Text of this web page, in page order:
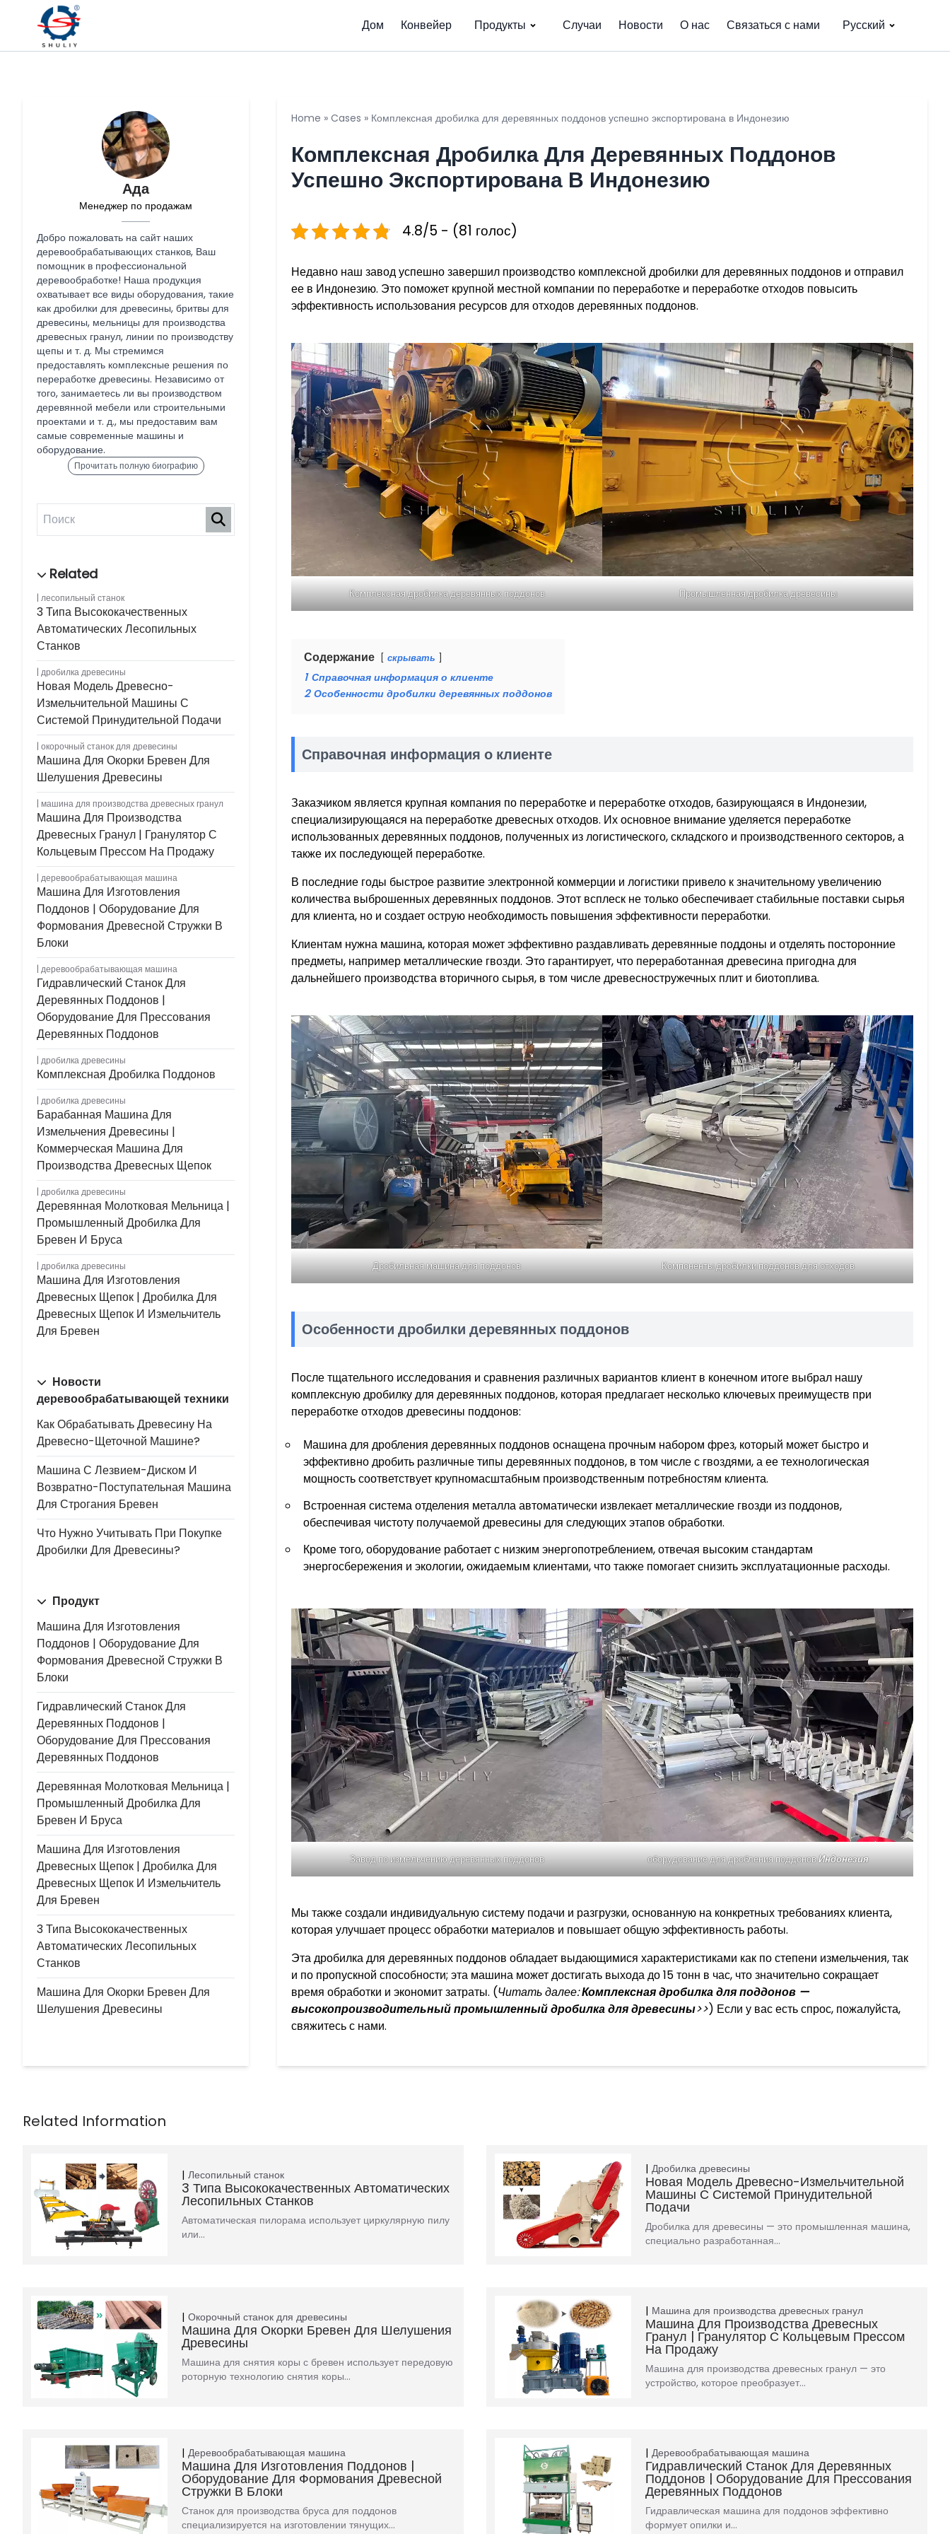
Дом Конвейер Продукты Случаи Новости О нас Связаться с нами Русский
Ада
Менеджер по продажам
Добро пожаловать на сайт наших
деревообрабатывающих станков, Ваш
помощник в профессиональной
деревообработке! Наша продукция
охватывает все виды оборудования, такие
как дробилки для древесины, бритвы для
древесины, мельницы для производства
древесных гранул, линии по производству
щепы и т. д. Мы стремимся
предоставлять комплексные решения по
переработке древесины. Независимо от
того, занимаетесь ли вы производством
деревянной мебели или строительными
проектами и т. д., мы предоставим вам
самые современные машины и
оборудование.
Прочитать полную биографию
лесопильный станок
3 Типа Высококачественных
Автоматических Лесопильных
Станков
дробилка древесины
Новая Модель Древесно-
Измельчительной Машины С
Системой Принудительной Подачи
окорочный станок для древесины
Машина Для Окорки Бревен Для
Шелушения Древесины
машина для производства древесных гранул
Машина Для Производства
Древесных Гранул | Гранулятор С
Кольцевым Прессом На Продажу
деревообрабатывающая машина
Машина Для Изготовления
Поддонов | Оборудование Для
Формования Древесной Стружки В
Блоки
деревообрабатывающая машина
Гидравлический Станок Для
Деревянных Поддонов |
Оборудование Для Прессования
Деревянных Поддонов
дробилка древесины
Комплексная Дробилка Поддонов
дробилка древесины
Барабанная Машина Для
Измельчения Древесины |
Коммерческая Машина Для
Производства Древесных Щепок
дробилка древесины
Деревянная Молотковая Мельница |
Промышленный Дробилка Для
Бревен И Бруса
дробилка древесины
Машина Для Изготовления
Древесных Щепок | Дробилка Для
Древесных Щепок И Измельчитель
Для Бревен
Новости
деревообрабатывающей техники
Как Обрабатывать Древесину На
Древесно-Щеточной Машине?
Машина С Лезвием-Диском И
Возвратно-Поступательная Машина
Для Строгания Бревен
Что Нужно Учитывать При Покупке
Дробилки Для Древесины?
Продукт
Машина Для Изготовления
Поддонов | Оборудование Для
Формования Древесной Стружки В
Блоки
Гидравлический Станок Для
Деревянных Поддонов |
Оборудование Для Прессования
Деревянных Поддонов
Деревянная Молотковая Мельница |
Промышленный Дробилка Для
Бревен И Бруса
Машина Для Изготовления
Древесных Щепок | Дробилка Для
Древесных Щепок И Измельчитель
Для Бревен
3 Типа Высококачественных
Автоматических Лесопильных
Станков
Машина Для Окорки Бревен Для
Шелушения Древесины
Home » Cases » Комплексная дробилка для деревянных поддонов успешно экспортирована в Индонезию
Комплексная Дробилка Для Деревянных Поддонов
Успешно Экспортирована В Индонезию
4.8/5 - (81 голос)
Недавно наш завод успешно завершил производство комплексной дробилки для деревянных поддонов и отправил
ее в Индонезию. Это поможет крупной местной компании по переработке и переработке отходов повысить
эффективность использования ресурсов для отходов деревянных поддонов.
Комплексная дробилка деревянных поддонов Промышленная дробилка древесины
Содержание скрывать
1 Справочная информация о клиенте
2 Особенности дробилки деревянных поддонов
Справочная информация о клиенте
Заказчиком является крупная компания по переработке и переработке отходов, базирующаяся в Индонезии,
специализирующаяся на переработке древесных отходов. Их основное внимание уделяется переработке
использованных деревянных поддонов, полученных из логистического, складского и производственного секторов, а
также их последующей переработке.
В последние годы быстрое развитие электронной коммерции и логистики привело к значительному увеличению
количества выброшенных деревянных поддонов. Этот всплеск не только обеспечивает стабильные поставки сырья
для клиента, но и создает острую необходимость повышения эффективности переработки.
Клиентам нужна машина, которая может эффективно раздавливать деревянные поддоны и отделять посторонние
предметы, например металлические гвозди. Это гарантирует, что переработанная древесина пригодна для
дальнейшего производства вторичного сырья, в том числе древесностружечных плит и биотоплива.
Дробильная машина для поддонов Компоненты дробилки поддонов для отходов
Особенности дробилки деревянных поддонов
После тщательного исследования и сравнения различных вариантов клиент в конечном итоге выбрал нашу
комплексную дробилку для деревянных поддонов, которая предлагает несколько ключевых преимуществ при
переработке отходов древесины поддонов:
Машина для дробления деревянных поддонов оснащена прочным набором фрез, который может быстро и
эффективно дробить различные типы деревянных поддонов, в том числе с гвоздями, а ее технологическая
мощность соответствует крупномасштабным производственным потребностям клиента.
Встроенная система отделения металла автоматически извлекает металлические гвозди из поддонов,
обеспечивая чистоту получаемой древесины для следующих этапов обработки.
Кроме того, оборудование работает с низким энергопотреблением, отвечая высоким стандартам
энергосбережения и экологии, ожидаемым клиентами, что также помогает снизить эксплуатационные расходы.
Завод по измельчению деревянных поддонов оборудование для дробления поддоновИндонезия
Мы также создали индивидуальную систему подачи и разгрузки, основанную на конкретных требованиях клиента,
которая улучшает процесс обработки материалов и повышает общую эффективность работы.
Эта дробилка для деревянных поддонов обладает выдающимися характеристиками как по степени измельчения, так
и по пропускной способности; эта машина может достигать выхода до 15 тонн в час, что значительно сокращает
время обработки и экономит затраты. (Читать далее:Комплексная дробилка для поддонов —
высокопроизводительный промышленный дробилка для древесины>>) Если у вас есть спрос, пожалуйста,
свяжитесь с нами.
Лесопильный станок
3 Типа Высококачественных Автоматических
Лесопильных Станков
Автоматическая пилорама использует циркулярную пилу
или…
Дробилка древесины
Новая Модель Древесно-Измельчительной
Машины С Системой Принудительной
Подачи
Дробилка для древесины — это промышленная машина,
специально разработанная…
Окорочный станок для древесины
Машина Для Окорки Бревен Для Шелушения
Древесины
Машина для снятия коры с бревен использует передовую
роторную технологию снятия коры…
Машина для производства древесных гранул
Машина Для Производства Древесных
Гранул | Гранулятор С Кольцевым Прессом
На Продажу
Машина для производства древесных гранул — это
устройство, которое преобразует…
Деревообрабатывающая машина
Машина Для Изготовления Поддонов |
Оборудование Для Формования Древесной
Стружки В Блоки
Станок для производства бруса для поддонов
специализируется на изготовлении тянущих…
Деревообрабатывающая машина
Гидравлический Станок Для Деревянных
Поддонов | Оборудование Для Прессования
Деревянных Поддонов
Гидравлическая машина для поддонов эффективно
формует опилки и…